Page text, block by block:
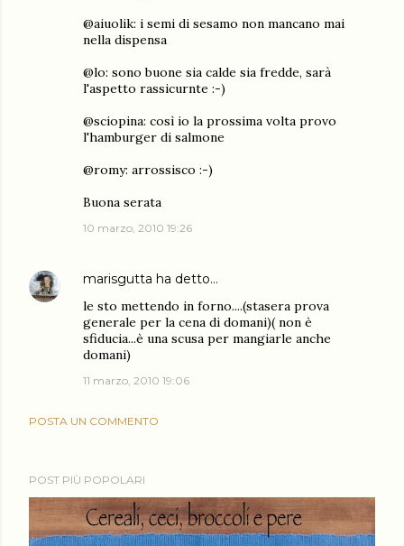
@aiuolik: i semi di sesamo non mancano mai
nella dispensa
@lo: sono buone sia calde sia fredde, sarà
l'aspetto rassicurnte :-)
@sciopina: così io la prossima volta provo
l'hamburger di salmone
@romy: arrossisco :-)
Buona serata
10 marzo, 2010 19:26
marisgutta ha detto…
le sto mettendo in forno....(stasera prova
generale per la cena di domani)( non è
sfiducia...è una scusa per mangiarle anche
domani)
11 marzo, 2010 19:06
POSTA UN COMMENTO
POST PIÙ POPOLARI